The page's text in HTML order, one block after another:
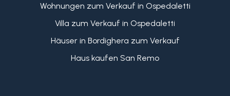
Wohnungen zum Verkauf in Ospedaletti
Villa zum Verkauf in Ospedaletti
Häuser in Bordighera zum Verkauf
Haus kaufen San Remo